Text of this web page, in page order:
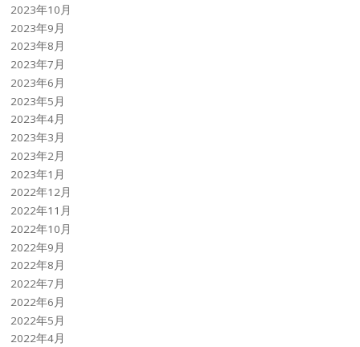
2023年10月
2023年9月
2023年8月
2023年7月
2023年6月
2023年5月
2023年4月
2023年3月
2023年2月
2023年1月
2022年12月
2022年11月
2022年10月
2022年9月
2022年8月
2022年7月
2022年6月
2022年5月
2022年4月